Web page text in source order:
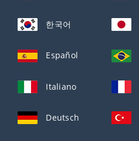
한국어
Español
Italiano
Deutsch